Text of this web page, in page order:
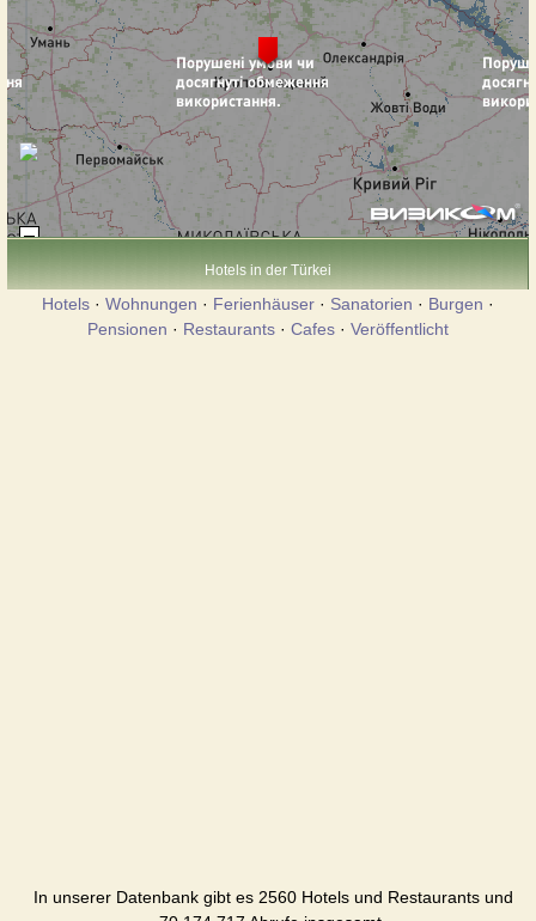
Hotels in der Türkei
Hotels · Wohnungen · Ferienhäuser · Sanatorien · Burgen ·
Pensionen · Restaurants · Cafes · Veröffentlicht
In unserer Datenbank gibt es 2560 Hotels und Restaurants und